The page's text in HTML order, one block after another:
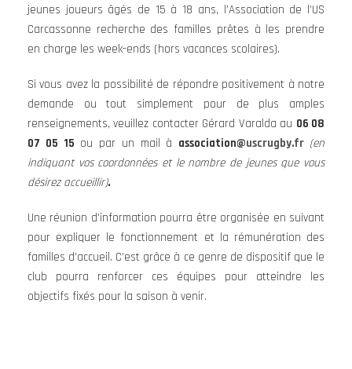
jeunes joueurs âgés de 15 à 18 ans, l’Association de l’US
Carcassonne recherche des familles prêtes à les prendre
en charge les week-ends (hors vacances scolaires).
Si vous avez la possibilité de répondre positivement à notre
demande ou tout simplement pour de plus amples
renseignements, veuillez contacter Gérard Varalda au 06 08
07 05 15 ou par un mail à association@uscrugby.fr (en
indiquant vos coordonnées et le nombre de jeunes que vous
désirez accueillir).
Une réunion d’information pourra être organisée en suivant
pour expliquer le fonctionnement et la rémunération des
familles d’accueil. C’est grâce à ce genre de dispositif que le
club pourra renforcer ces équipes pour atteindre les
objectifs fixés pour la saison à venir.